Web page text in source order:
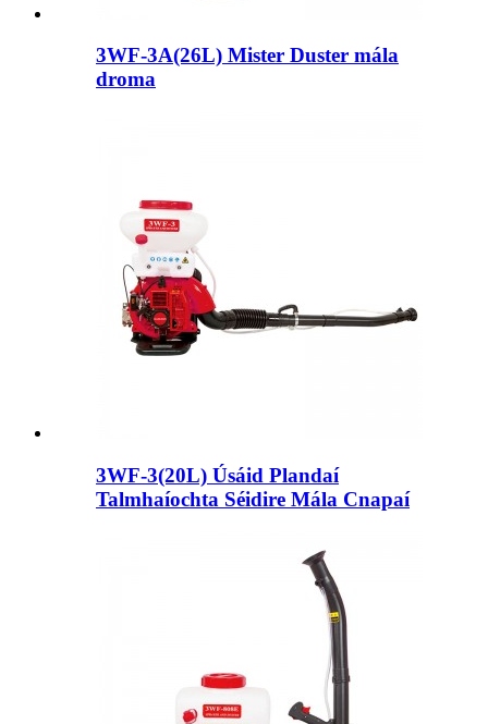
3WF-3A(26L) Mister Duster mála
droma
3WF-3(20L) Úsáid Plandaí
Talmhaíochta Séidire Mála Cnapaí